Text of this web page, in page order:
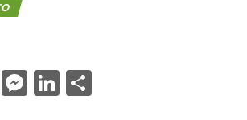
Messenger
LinkedIn
Share